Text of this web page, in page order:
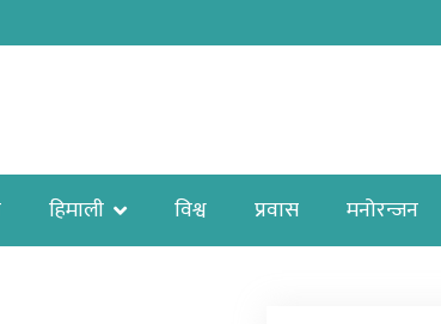
हिमाली विश्व प्रवास मनोरन्जन